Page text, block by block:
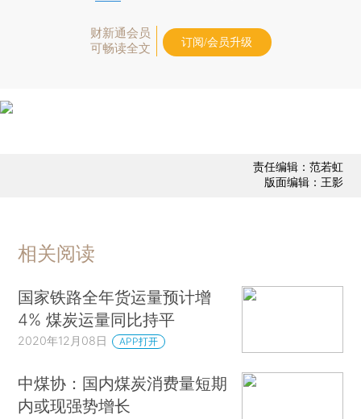
财新通会员
可畅读全文
订阅/会员升级
责任编辑：范若虹
版面编辑：王影
相关阅读
国家铁路全年货运量预计增
4% 煤炭运量同比持平
2020年12月08日 APP打开
中煤协：国内煤炭消费量短期
内或现强势增长